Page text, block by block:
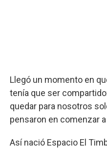
Llegó un momento en
tenía que ser
quedar para nosotros
pensaron en comenzar
Así nació Espacio El